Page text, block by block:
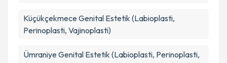
Küçükçekmece Genital Estetik (Labioplasti,
Perinoplasti, Vajinoplasti)
Ümraniye Genital Estetik (Labioplasti, Perinoplasti,